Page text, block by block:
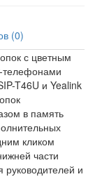
(0)
с цветным
телефонами
T46U и Yealink
в память
кликом
части
руководителей и